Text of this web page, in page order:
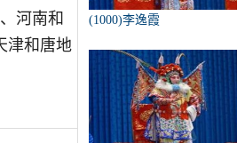
河南和
津和唐地
(1000)李逸霞